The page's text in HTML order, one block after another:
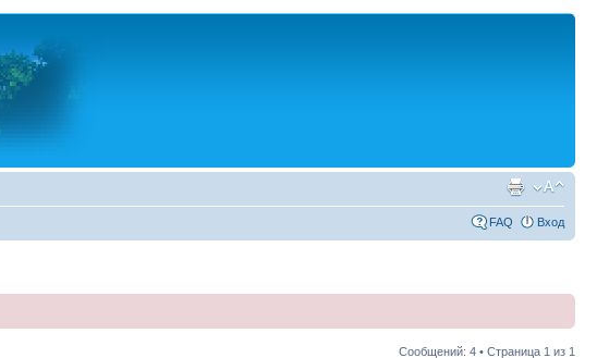
FAQ Вход
Сообщений: 4 • Страница 1 из 1